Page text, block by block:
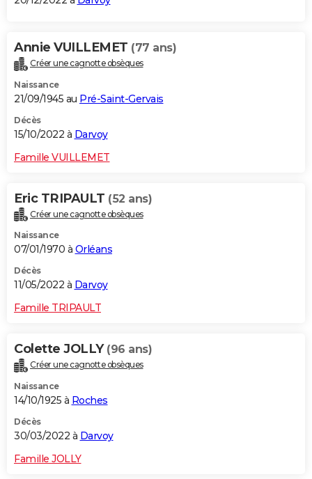
Annie VUILLEMET (77 ans)
Créer une cagnotte obsèques
Naissance
21/09/1945 au Pré-Saint-Gervais
Décès
15/10/2022 à Darvoy
Famille VUILLEMET
Eric TRIPAULT (52 ans)
Créer une cagnotte obsèques
Naissance
07/01/1970 à Orléans
Décès
11/05/2022 à Darvoy
Famille TRIPAULT
Colette JOLLY (96 ans)
Créer une cagnotte obsèques
Naissance
14/10/1925 à Roches
Décès
30/03/2022 à Darvoy
Famille JOLLY